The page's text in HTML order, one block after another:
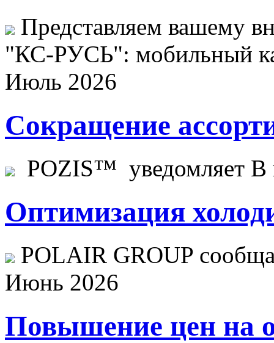
Представляем вашему
"КС-РУСЬ": мобильный
Июль 2026
Сокращение
POZIS™ уведомляет В
Оптимизация
POLAIR GROUP
Июнь 2026
Повышение цен на